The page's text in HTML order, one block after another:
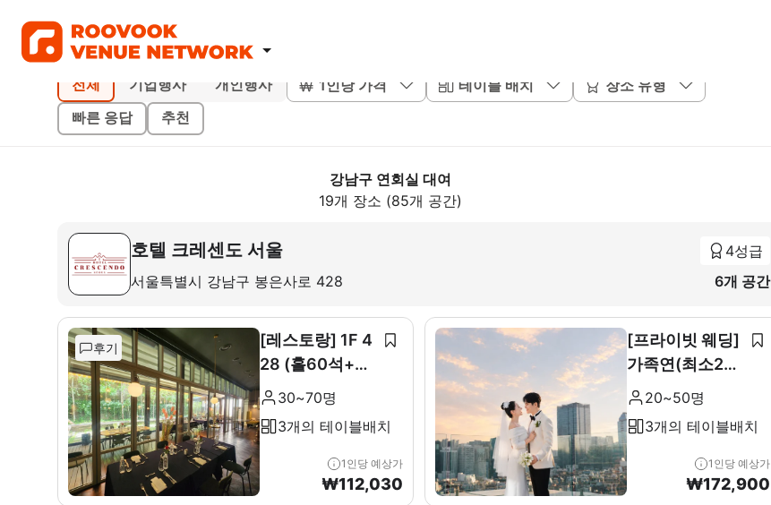
전체 기업행사 개인행사 1인당 가격 테이블 배치 장소 유형
빠른 응답 추천
강남구 연회실 대여
19개 장소 (85개 공간)
호텔 크레센도 서울
서울특별시 강남구 봉은사로 428
4성급
6개 공간
후기
[레스토랑] 1F 4
28 (홀60석+룸
10석)30~70명
3개의 테이블배치
1인당 예상가
₩112,030
[프라이빗 웨딩]
가족연(최소20~
최대 50인)
20~50명
3개의 테이블배치
1인당 예상가
₩172,900